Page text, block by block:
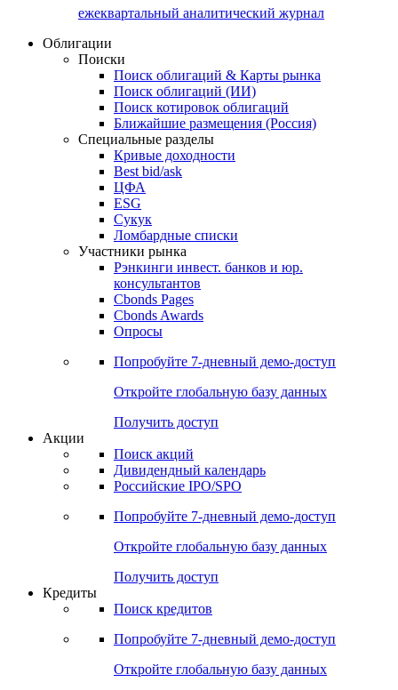
ежеквартальный аналитический журнал
Облигации
Поиски
Поиск облигаций & Карты рынка
Поиск облигаций (ИИ)
Поиск котировок облигаций
Ближайшие размещения (Россия)
Специальные разделы
Кривые доходности
Best bid/ask
ЦФА
ESG
Сукук
Ломбардные списки
Участники рынка
Рэнкинги инвест. банков и юр.
консультантов
Cbonds Pages
Cbonds Awards
Опросы
Попробуйте 7-дневный демо-доступ
Откройте глобальную базу данных
Получить доступ
Акции
Поиск акций
Дивидендный календарь
Российские IPO/SPO
Попробуйте 7-дневный демо-доступ
Откройте глобальную базу данных
Получить доступ
Кредиты
Поиск кредитов
Попробуйте 7-дневный демо-доступ
Откройте глобальную базу данных